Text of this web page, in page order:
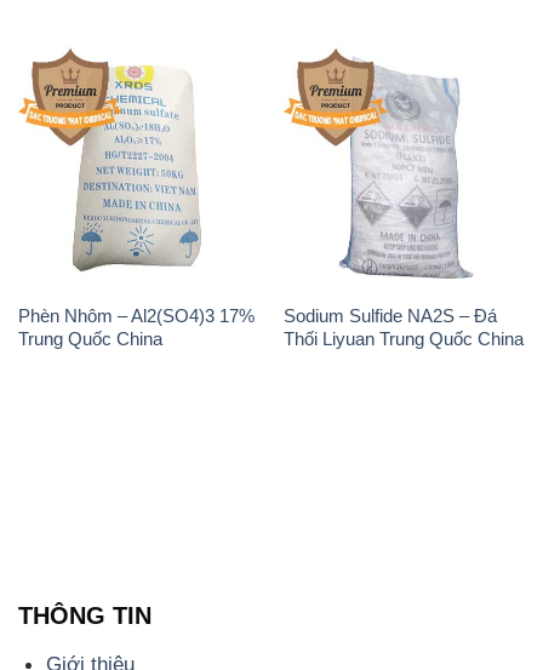
Phèn Nhôm – Al2(SO4)3 17%
Trung Quốc China
Sodium Sulfide NA2S – Đá
Thối Liyuan Trung Quốc China
Chính sách và quy định chung
Tin tức